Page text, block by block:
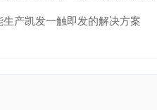
情况查看等。
生产凯发一触即发的解决方案